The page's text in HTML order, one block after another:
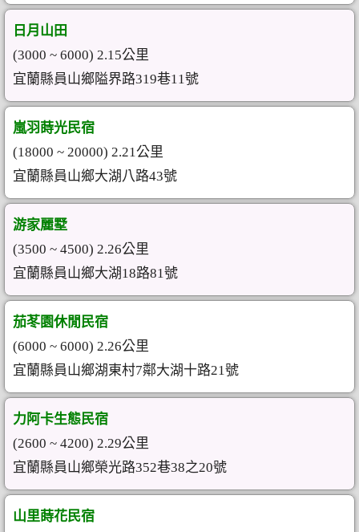
日月山田
(3000 ~ 6000) 2.15公里
宜蘭縣員山鄉隘界路319巷11號
嵐羽蒔光民宿
(18000 ~ 20000) 2.21公里
宜蘭縣員山鄉大湖八路43號
游家麗墅
(3500 ~ 4500) 2.26公里
宜蘭縣員山鄉大湖18路81號
茄苳園休閒民宿
(6000 ~ 6000) 2.26公里
宜蘭縣員山鄉湖東村7鄰大湖十路21號
力阿卡生態民宿
(2600 ~ 4200) 2.29公里
宜蘭縣員山鄉榮光路352巷38之20號
山里蒔花民宿